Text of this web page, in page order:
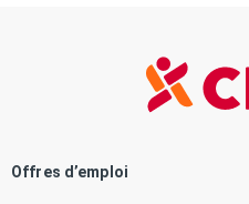
Offres d’emploi